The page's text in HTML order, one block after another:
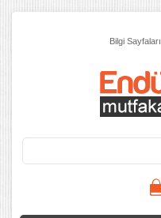
Bilgi Sayfaları